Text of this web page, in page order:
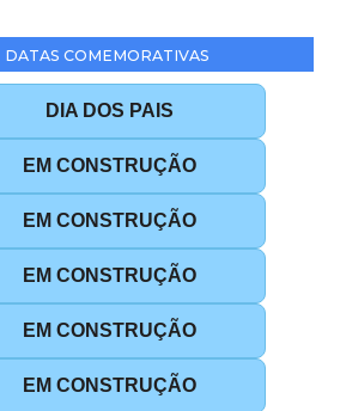
DATAS COMEMORATIVAS
DIA DOS PAIS
EM CONSTRUÇÃO
EM CONSTRUÇÃO
EM CONSTRUÇÃO
EM CONSTRUÇÃO
EM CONSTRUÇÃO